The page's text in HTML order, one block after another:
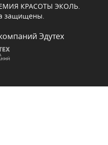
КРАСОТЫ ЭКОЛЬ.
защищены.
Эдутех